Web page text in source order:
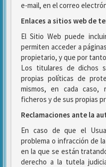
e-mail, en el correo
Enlaces a sitios web de
El Sitio Web puede
permiten acceder a
propietario, y que por
Los titulares de dichos
propias políticas de
mismos, en cada caso,
ficheros y de sus propias
Reclamaciones ante la
En caso de que el
problema o infracción de
en la que se están
derecho a la tutela